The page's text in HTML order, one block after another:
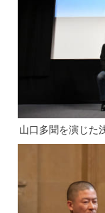
山口多聞を演じた